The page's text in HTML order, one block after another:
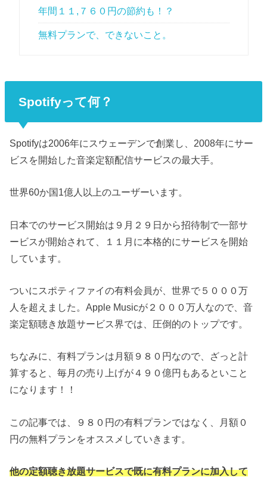
年間１１,７６０円の節約も！？
無料プランで、できないこと。
Spotifyって何？
Spotifyは2006年にスウェーデンで創業し、2008年にサー
ビスを開始した音楽定額配信サービスの最大手。
世界60か国1億人以上のユーザーいます。
日本でのサービス開始は９月２９日から招待制で一部サ
ービスが開始されて、１１月に本格的にサービスを開始
しています。
ついにスポティファイの有料会員が、世界で５０００万
人を超えました。Apple Musicが２０００万人なので、音
楽定額聴き放題サービス界では、圧倒的のトップです。
ちなみに、有料プランは月額９８０円なので、ざっと計
算すると、毎月の売り上げが４９０億円もあるといこと
になります！！
この記事では、９８０円の有料プランではなく、月額０
円の無料プランをオススメしていきます。
他の定額聴き放題サービスで既に有料プランに加入して